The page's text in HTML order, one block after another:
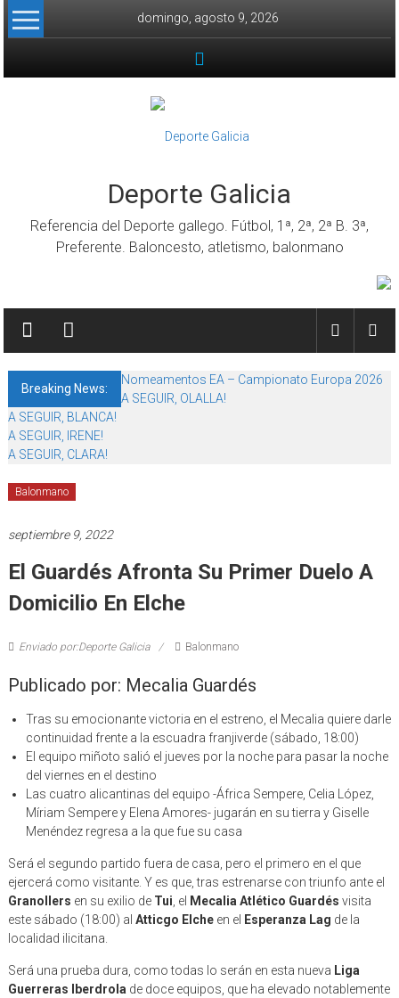
Skip to content
domingo, agosto 9, 2026
Deporte Galicia
Referencia del Deporte gallego. Fútbol, 1ª, 2ª, 2ª B. 3ª,
Preferente. Baloncesto, atletismo, balonmano
Breaking News:
Nomeamentos EA – Campionato Europa 2026
A SEGUIR, OLALLA!
A SEGUIR, BLANCA!
A SEGUIR, IRENE!
A SEGUIR, CLARA!
Balonmano
septiembre 9, 2022
El Guardés Afronta Su Primer Duelo A
Domicilio En Elche
Enviado por:Deporte Galicia Balonmano
Publicado por: Mecalia Guardés
Tras su emocionante victoria en el estreno, el Mecalia quiere darle
continuidad frente a la escuadra franjiverde (sábado, 18:00)
El equipo miñoto salió el jueves por la noche para pasar la noche
del viernes en el destino
Las cuatro alicantinas del equipo -África Sempere, Celia López,
Míriam Sempere y Elena Amores- jugarán en su tierra y Giselle
Menéndez regresa a la que fue su casa
Será el segundo partido fuera de casa, pero el primero en el que
ejercerá como visitante. Y es que, tras estrenarse con triunfo ante el
Granollers en su exilio de Tui, el Mecalia Atlético Guardés visita
este sábado (18:00) al Atticgo Elcheen el Esperanza Lag de la
localidad ilicitana.
Será una prueba dura, como todas lo serán en esta nueva Liga
Guerreras Iberdrolade doce equipos, que ha elevado notablemente